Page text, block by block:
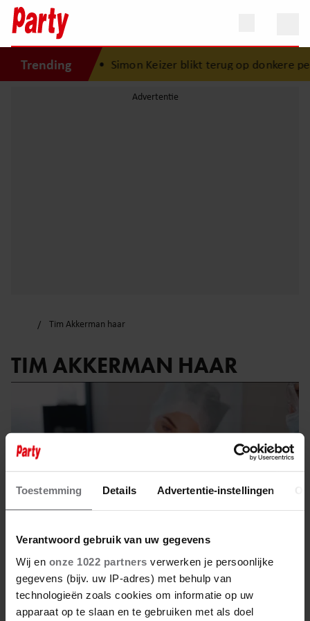
Toestemming Details Advertentie-instellingen
Verantwoord gebruik van uw gegevens
Wij en onze 1022 partners verwerken je persoonlijke
gegevens (bijv. uw IP-adres) met behulp van
technologieën zoals cookies om informatie op uw
apparaat op te slaan en te gebruiken met als doel
Trending
geboren” •Simon Keizer blikt terug op donkere
Tim Akkerman haar
TIM AKKERMAN HAAR
11 januari 2025